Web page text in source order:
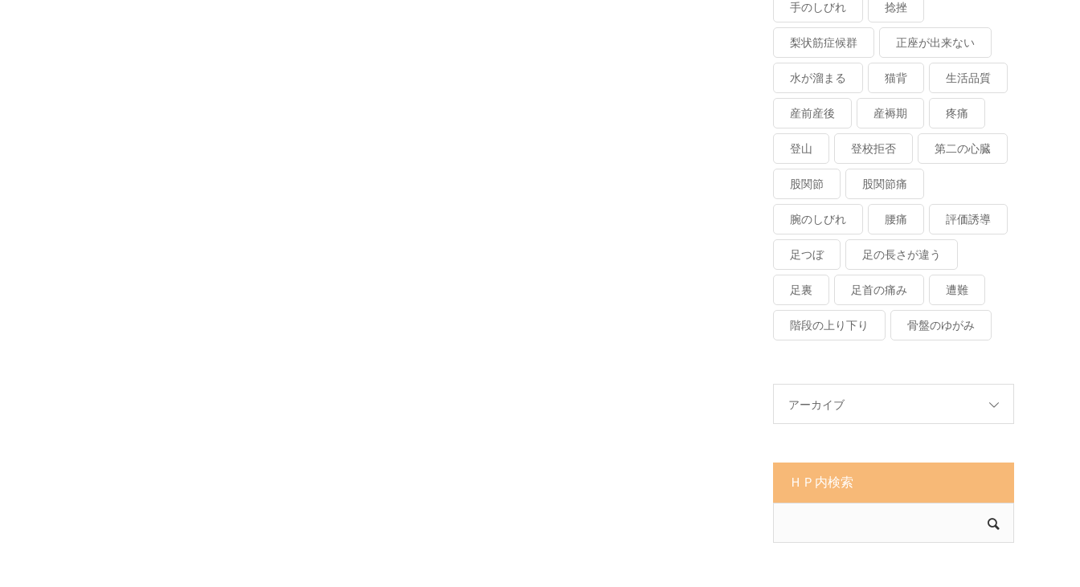
手のしびれ 捻挫
梨状筋症候群 正座が出来ない
水が溜まる 猫背 生活品質
産前産後 産褥期 疼痛
登山 登校拒否 第二の心臓
股関節 股関節痛
腕のしびれ 腰痛 評価誘導
足つぼ 足の長さが違う
足裏 足首の痛み 遭難
階段の上り下り 骨盤のゆがみ
アーカイブ
ＨＰ内検索